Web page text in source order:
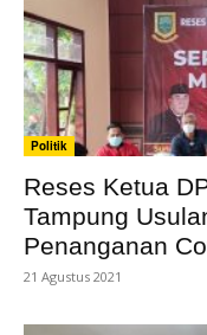
Politik
Reses Ketua
Tampung
Penanganan
21 Agustus 2021